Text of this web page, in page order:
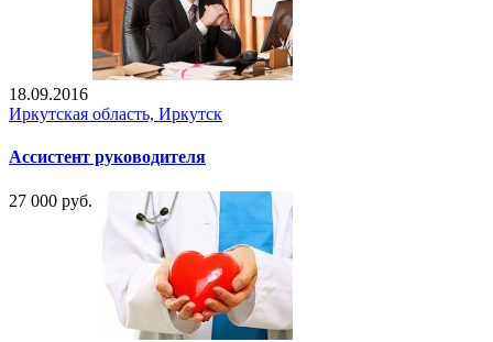
18.09.2016
Иркутская область, Иркутск
Ассистент руководителя
27 000 руб.